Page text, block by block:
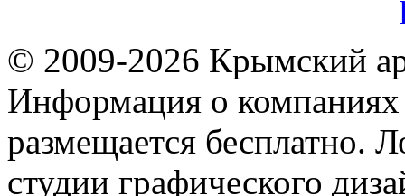
© 2009-2026 Крымский
Информация о компаниях
размещается бесплатно.
студии графического